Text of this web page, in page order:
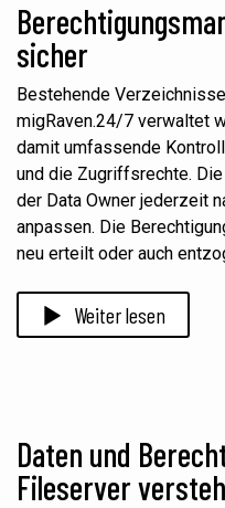
sicher
Bestehende
migRaven.24/7 verwaltet
damit umfassende
und die Zugriffsrechte.
der Data Owner jederzeit
anpassen. Die
neu erteilt oder auch
Weiter lesen
Daten und
Fileserver